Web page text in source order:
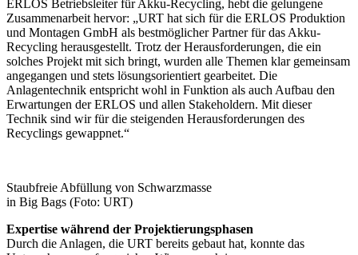
ERLOS Betriebsleiter für Akku-Recycling, hebt die gelungene
Zusammenarbeit hervor: „URT hat sich für die ERLOS Produktion
und Montagen GmbH als bestmöglicher Partner für das Akku-
Recycling herausgestellt. Trotz der Herausforderungen, die ein
solches Projekt mit sich bringt, wurden alle Themen klar gemeinsam
angegangen und stets lösungsorientiert gearbeitet. Die
Anlagentechnik entspricht wohl in Funktion als auch Aufbau den
Erwartungen der ERLOS und allen Stakeholdern. Mit dieser
Technik sind wir für die steigenden Herausforderungen des
Recyclings gewappnet.“
Staubfreie Abfüllung von Schwarzmasse
in Big Bags (Foto: URT)
Expertise während der Projektierungsphasen
Durch die Anlagen, die URT bereits gebaut hat, konnte das